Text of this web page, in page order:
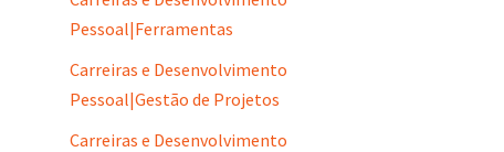
Pessoal|Ferramentas
Carreiras e Desenvolvimento
Pessoal|Gestão de Projetos
Carreiras e Desenvolvimento